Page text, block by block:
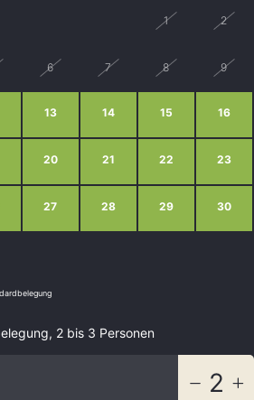
1 2
6 7 8 9
13 14 15 16
20 21 22 23
27 28 29 30
2 bis 3 Personen
2